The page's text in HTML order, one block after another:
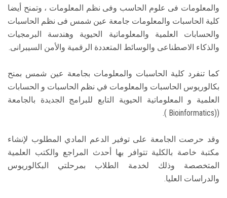
والمعلومات فى علوم الحاسب وفى نظم المعلومات ، وتمنح أيضا
كلية الحاسبات والمعلومات جامعة عين شمس فى نظم الحاسبات
والحسابات العلمية والمعلوماتية الحيوية وهندسة البرمجيات
والذكاء الاصطناعى والوسائط المتعددة الرقمية والأمن السيبرانى.
كما تنفرد كلية الحاسبات والمعلومات بجامعة عين شمس بمنح
بكالوريوس الحاسبات والمعلومات في نظم الحاسبات و الحسابات
العلمية و المعلوماتية الحيوية التابع للبرامج الجديدة بالجامعة
((Bioinformatics ).
وقد حرصت الجامعة على توفير الدعم المادي المطلوب لإنشاء
مكتبة خاصة بالكلية تتوافر بها أحدث المراجع والكتب العلمية
المتخصصة وذلك لخدمة الطلاب بمرحلتي البكالوريوس
والدراسات العليا.